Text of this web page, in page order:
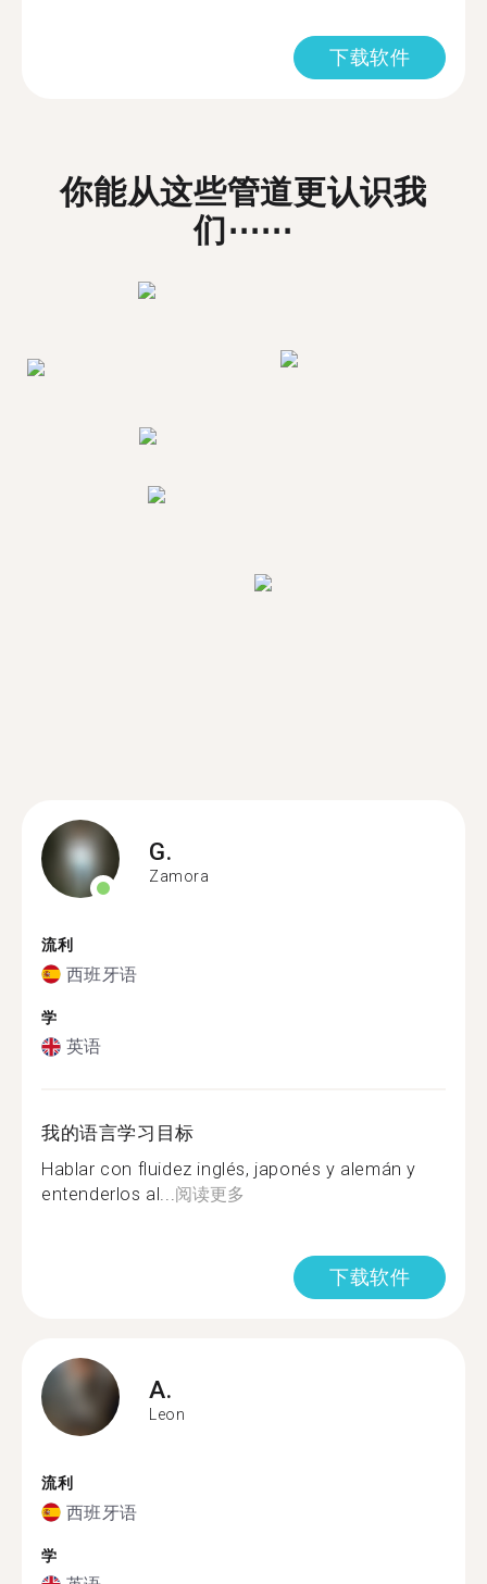
下载软件
你能从这些管道更认识我
们⋯⋯
G.
Zamora
流利
西班牙语
学
英语
我的语言学习目标
Hablar con fluidez inglés, japonés y alemán y
entenderlos al...阅读更多
下载软件
A.
Leon
流利
西班牙语
学